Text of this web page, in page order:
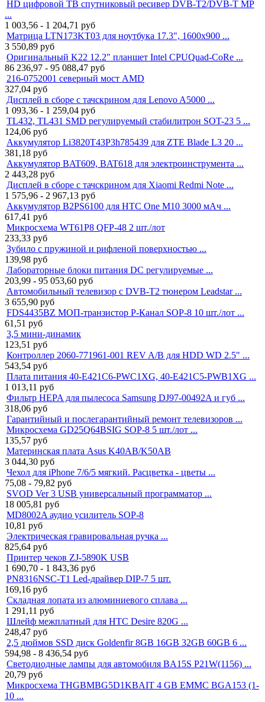
HD цифровой ТВ спутниковый ресивер DVB-T2/DVB-T MP
...
1 003,56 - 1 204,71 руб
Матрица LTN173KT03 для ноутбука 17.3", 1600x900 ...
3 550,89 руб
Оригинальный K22 12.2" планшет Intel CPUQuad-CoRe ...
86 236,97 - 95 088,47 руб
216-0752001 северный мост AMD
327,04 руб
Дисплей в сборе с тачскрином для Lenovo A5000 ...
1 093,36 - 1 259,04 руб
TL432, TL431 SMD регулируемый стабилитрон SOT-23 5 ...
124,06 руб
Аккумулятор Li3820T43P3h785439 для ZTE Blade L3 20 ...
381,18 руб
Аккумулятор BAT609, BAT618 для электроинструмента ...
2 443,28 руб
Дисплей в сборе с тачскрином для Xiaomi Redmi Note ...
1 575,96 - 2 967,13 руб
Аккумулятор B2PS6100 для HTC One M10 3000 мАч ...
617,41 руб
Микросхема WT61P8 QFP-48 2 шт./лот
233,33 руб
Зубило с пружиной и рифленой поверхностью ...
139,98 руб
Лабораторные блоки питания DC регулируемые ...
203,99 - 95 053,60 руб
Автомобильный телевизор с DVB-T2 тюнером Leadstar ...
3 655,90 руб
FDS4435BZ МОП-транзистор P-Канал SOP-8 10 шт./лот ...
61,51 руб
3,5 мини-динамик
123,51 руб
Контроллер 2060-771961-001 REV A/B для HDD WD 2.5" ...
543,54 руб
Плата питания 40-E421C6-PWC1XG, 40-E421C5-PWB1XG ...
1 013,11 руб
Фильтр HEPA для пылесоса Samsung DJ97-00492A и губ ...
318,06 руб
Гарантийный и послегарантийный ремонт телевизоров ...
Микросхема GD25Q64BSIG SOP-8 5 шт./лот ...
135,57 руб
Материнская плата Asus K40AB/K50AB
3 044,30 руб
Чехол для iPhone 7/6/5 мягкий. Расцветка - цветы ...
75,08 - 79,82 руб
SVOD Ver 3 USB универсальный программатор ...
18 005,81 руб
MD8002A аудио усилитель SOP-8
10,81 руб
Электрическая гравировальная ручка ...
825,64 руб
Принтер чеков ZJ-5890K USB
1 690,70 - 1 843,36 руб
PN8316NSC-T1 Led-драйвер DIP-7 5 шт.
169,16 руб
Складная лопата из алюминиевого сплава ...
1 291,11 руб
Шлейф межплатный для HTC Desire 820G ...
248,47 руб
2,5 дюймов SSD диск Goldenfir 8GB 16GB 32GB 60GB 6 ...
594,98 - 8 436,54 руб
Светодиодные лампы для автомобиля BA15S P21W(1156) ...
20,79 руб
Микросхема THGBMBG5D1KBAIT 4 GB EMMC BGA153 (1-
10 ...